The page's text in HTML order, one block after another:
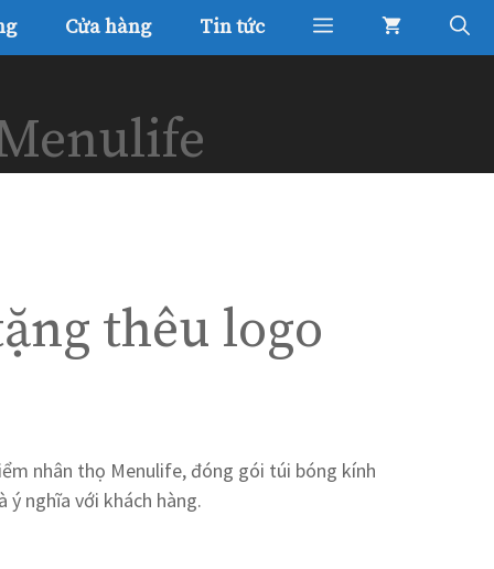
Cửa hàng Tin tức
thêu logo
nhân thọ Menulife, đóng gói túi bóng kính
ý nghĩa với khách hàng.